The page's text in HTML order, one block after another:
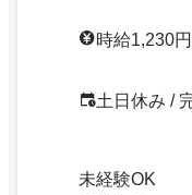
時給1,230
土日休み /
未経験OK